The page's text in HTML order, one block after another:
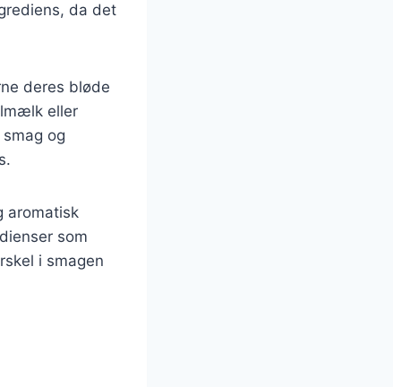
da det
deres bløde
eller
og
aromatisk
som
i smagen